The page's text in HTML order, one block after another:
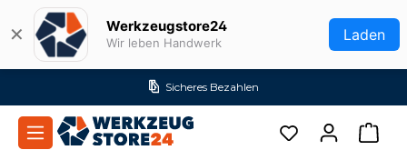
Zum Hauptinhalt springen
✕ Werkzeugstore24
Wir leben Handwerk Laden
Versandkostenfrei ab 99€ (DE)